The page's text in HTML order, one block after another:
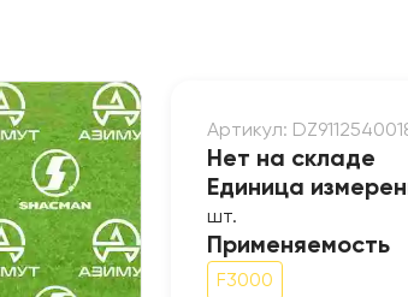
Артикул:
Нет на складе
Единица
шт.
Применяемость
F3000